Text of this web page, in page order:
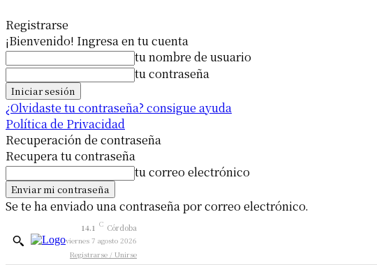
Registrarse
¡Bienvenido! Ingresa en tu cuenta
tu nombre de usuario
tu contraseña
¿Olvidaste tu contraseña? consigue ayuda
Política de Privacidad
Recuperación de contraseña
Recupera tu contraseña
tu correo electrónico
Se te ha enviado una contraseña por correo electrónico.
14.1 C Córdoba
viernes 7 agosto 2026
Registrarse / Unirse